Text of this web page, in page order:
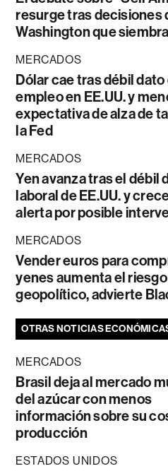
resurge tras decisiones
Washington que
MERCADOS
Dólar cae tras débil dato
empleo en EE.UU. y
expectativa de alza de
la Fed
MERCADOS
Yen avanza tras el débil
laboral de EE.UU. y
alerta por posible
MERCADOS
Vender euros para
yenes aumenta el riesgo
geopolítico, advierte
OTRAS NOTICIAS
MERCADOS
Brasil deja al mercado
del azúcar con menos
información sobre su
producción
ESTADOS UNIDOS